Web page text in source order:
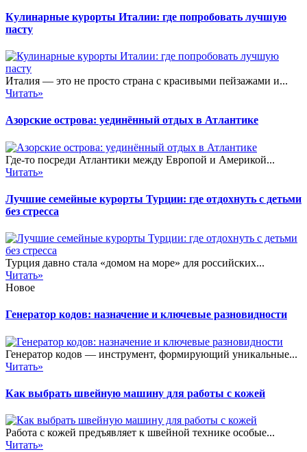
Кулинарные курорты Италии: где попробовать лучшую
пасту
Италия — это не просто страна с красивыми пейзажами и...
Читать»
Азорские острова: уединённый отдых в Атлантике
Где-то посреди Атлантики между Европой и Америкой...
Читать»
Лучшие семейные курорты Турции: где отдохнуть с детьми
без стресса
Турция давно стала «домом на море» для российских...
Читать»
Новое
Генератор кодов: назначение и ключевые разновидности
Генератор кодов — инструмент, формирующий уникальные...
Читать»
Как выбрать швейную машину для работы с кожей
Работа с кожей предъявляет к швейной технике особые...
Читать»